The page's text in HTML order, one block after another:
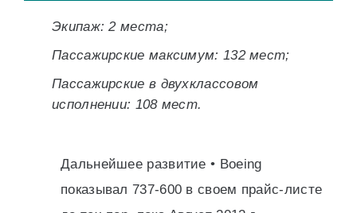
Экипаж: 2 места;
Пассажирские максимум: 132 мест;
Пассажирские в двухклассовом
исполнении: 108 мест.
Дальнейшее развитие • Boeing
показывал 737-600 в своем прайс-листе